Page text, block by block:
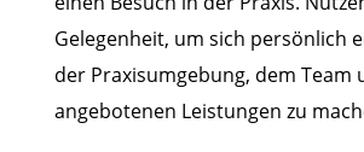
Gelegenheit, um sich persönlich
der Praxisumgebung, dem Team
angebotenen Leistungen zu